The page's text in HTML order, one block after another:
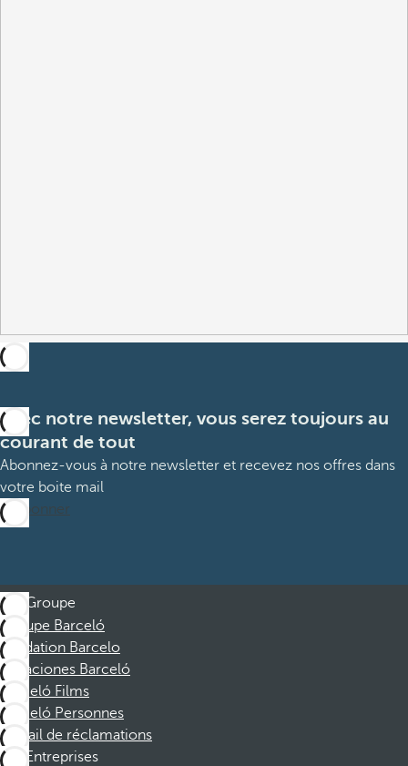
Avec notre newsletter, vous serez toujours au
courant de tout
Abonnez-vous à notre newsletter et recevez nos offres dans
votre boite mail
M’abonner
Groupe
Groupe Barceló
Fondation Barcelo
Vacaciones Barceló
Barceló Films
Barceló Personnes
Portail de réclamations
Entreprises